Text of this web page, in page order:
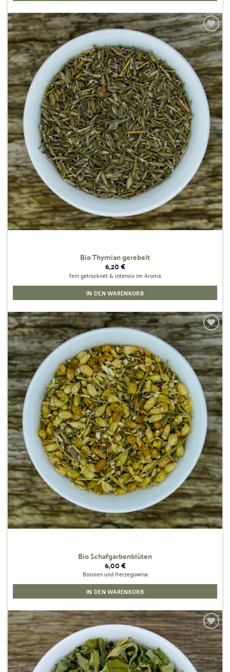
Zur
Wunschliste
hinzufügen
Bio Thymian gerebelt
6,20€
fein getrocknet & intensiv im Aroma
IN DEN WARENKORB
Zur
Wunschliste
hinzufügen
Bio Schafgarbenblüten
6,00€
Bosnien und Herzegowina
IN DEN WARENKORB
Zur
Wunschliste
hinzufügen